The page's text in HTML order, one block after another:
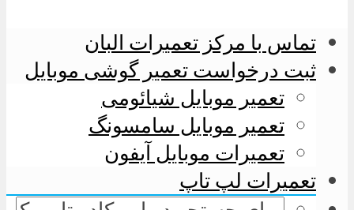
تماس با مرکز تعمیرات البان
ثبت درخواست تعمیر گوشی موبایل
تعمیر موبایل شیائومی
تعمیر موبایل سامسونگ
تعمیرات موبایل آیفون
تعمیرات لپ تاپ